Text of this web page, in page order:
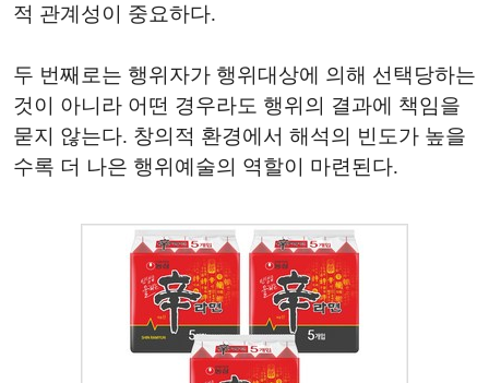
적 관계성이 중요하다.
두 번째로는 행위자가 행위대상에 의해 선택당하는
것이 아니라 어떤 경우라도 행위의 결과에 책임을
묻지 않는다. 창의적 환경에서 해석의 빈도가 높을
수록 더 나은 행위예술의 역할이 마련된다.